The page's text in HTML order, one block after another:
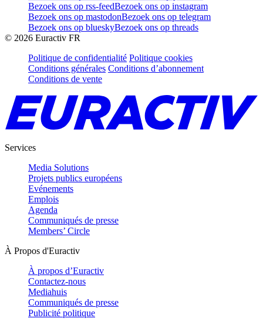
Bezoek ons op rss-feedBezoek ons op instagram
Bezoek ons op mastodonBezoek ons op telegram
Bezoek ons op blueskyBezoek ons op threads
© 2026 Euractiv FR
Politique de confidentialité Politique cookies
Conditions générales Conditions d’abonnement
Conditions de vente
Services
Media Solutions
Projets publics européens
Evénements
Emplois
Agenda
Communiqués de presse
Members’ Circle
À Propos d'Euractiv
À propos d’Euractiv
Contactez-nous
Mediahuis
Communiqués de presse
Publicité politique